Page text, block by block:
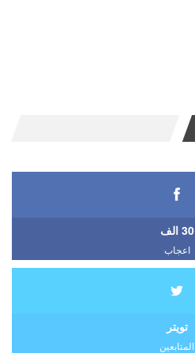
30 الف
اعجاب
تويتر
المتابعين